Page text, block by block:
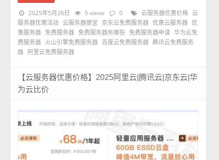
2025年5月26日 5 views 0 云服务器优惠价格
云
服务器优惠活动 云服务器便宜 京东云免费服务器 优惠云服务器 优
惠服务器
免费服务器 免费服务器有哪些 免费服务器申请 华为云免
费服务器
火山引擎免费服务器 百度云免费服务器 腾讯云免费服务
器
阿里云免费服务器
【云服务器优惠价格】2025阿里云|腾讯云|京东云|华
为云比价